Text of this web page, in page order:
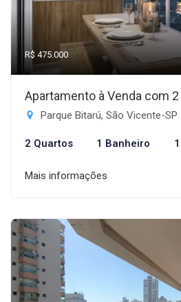
R$ 475.000
Apartamento à Venda com
Parque Bitarú, São Vicente-SP
2 Quartos 1 Banheiro
Mais informações